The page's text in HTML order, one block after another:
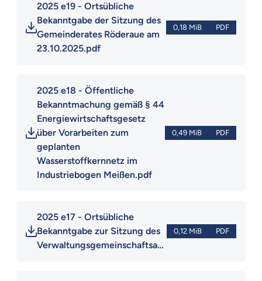
2025 e19 - Ortsübliche
Bekanntgabe der Sitzung des
Gemeinderates Röderaue am
23.10.2025.pdf
0,18 MiB PDF
2025 e18 - Öffentliche
Bekanntmachung gemäß § 44
Energiewirtschaftsgesetz
über Vorarbeiten zum
geplanten
Wasserstoffkernnetz im
Industriebogen Meißen.pdf
0,49 MiB PDF
2025 e17 - Ortsübliche
Bekanntgabe zur Sitzung des
Verwaltungsgemeinschaftsausschusses.pdf
0,12 MiB PDF